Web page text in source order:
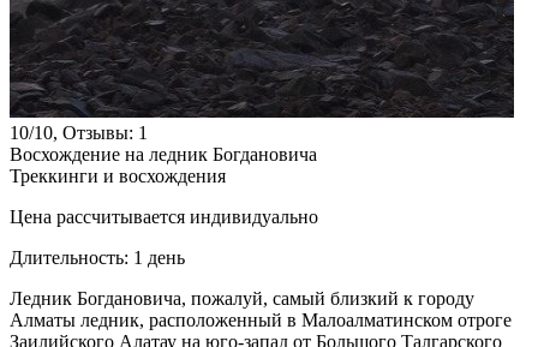
10/10, Отзывы: 1
Восхождение на ледник Богдановича
Треккинги и восхождения
Цена рассчитывается индивидуально
Длительность: 1 день
Ледник Богдановича, пожалуй, самый близкий к городу
Алматы ледник, расположенный в Малоалматинском отроге
Заилийского Алатау на юго-запад от Большого Талгарского